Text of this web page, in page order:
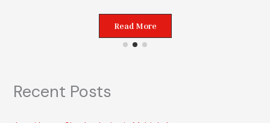
Read More
Recent Posts